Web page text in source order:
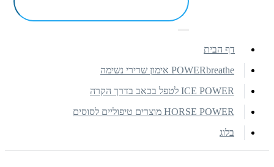
דף הבית
POWERbreathe אימון שרירי נשימה
ICE POWER לטפל בכאב בדרך הקרה
HORSE POWER מוצרים טיפוליים לסוסים
בלוג